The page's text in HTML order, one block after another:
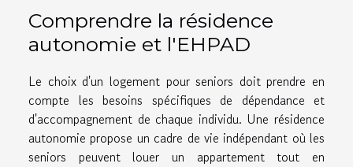
Comprendre la résidence
autonomie et l'EHPAD
Le choix d'un logement pour seniors doit prendre en
compte les besoins spécifiques de dépendance et
d'accompagnement de chaque individu. Une résidence
autonomie propose un cadre de vie indépendant où les
seniors peuvent louer un appartement tout en